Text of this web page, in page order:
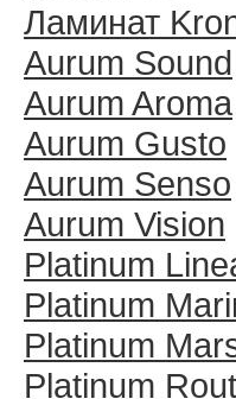
Ламинат
Aurum Sound
Aurum Aroma
Aurum Gusto
Aurum Senso
Aurum Vision
Platinum
Platinum
Platinum
Platinum